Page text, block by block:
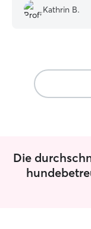
hear that they
our dog
updates and
stay, which
knowing he was
happy. We truly
and attention he
Kathrin B.
Die